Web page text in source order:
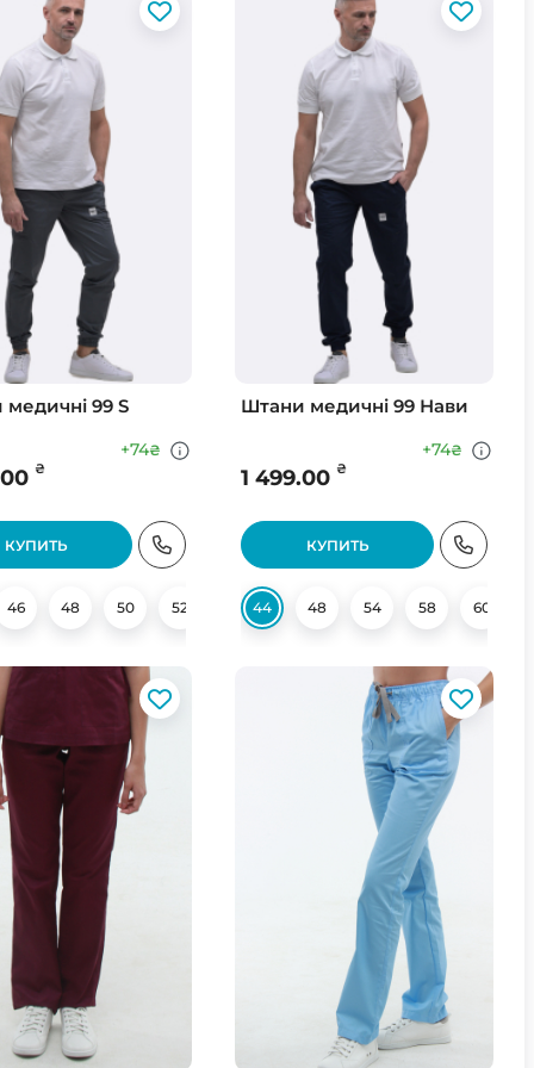
99 S
₴
+74₴
КУПИТЬ
46 48 50 52 54 56
Штани медичні 99 Нави
1 499.00 ₴
+74₴
КУПИТЬ
44 48 54 58 60